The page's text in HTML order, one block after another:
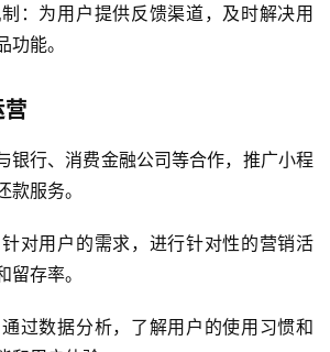
：为用户提供反馈渠道，及时解决用
能。
营
银行、消费金融公司等合作，推广小程
服务。
对用户的需求，进行针对性的营销活
存率。
过数据分析，了解用户的使用习惯和